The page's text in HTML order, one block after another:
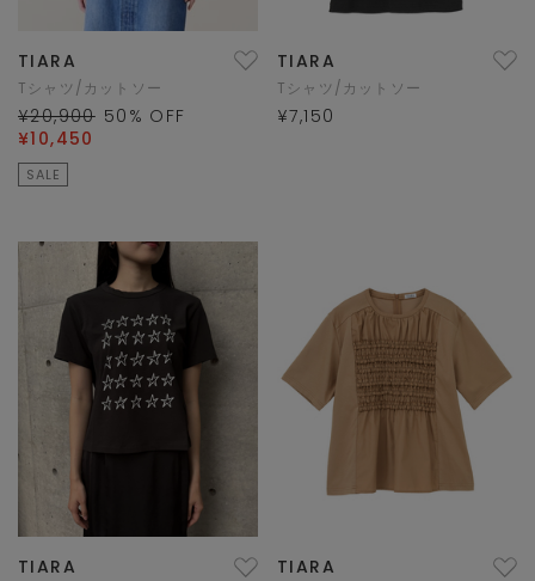
TIARA
Tシャツ/カットソー
¥20,900 50 % OFF
¥10,450
SALE
TIARA
Tシャツ/カットソー
¥7,150
TIARA TIARA